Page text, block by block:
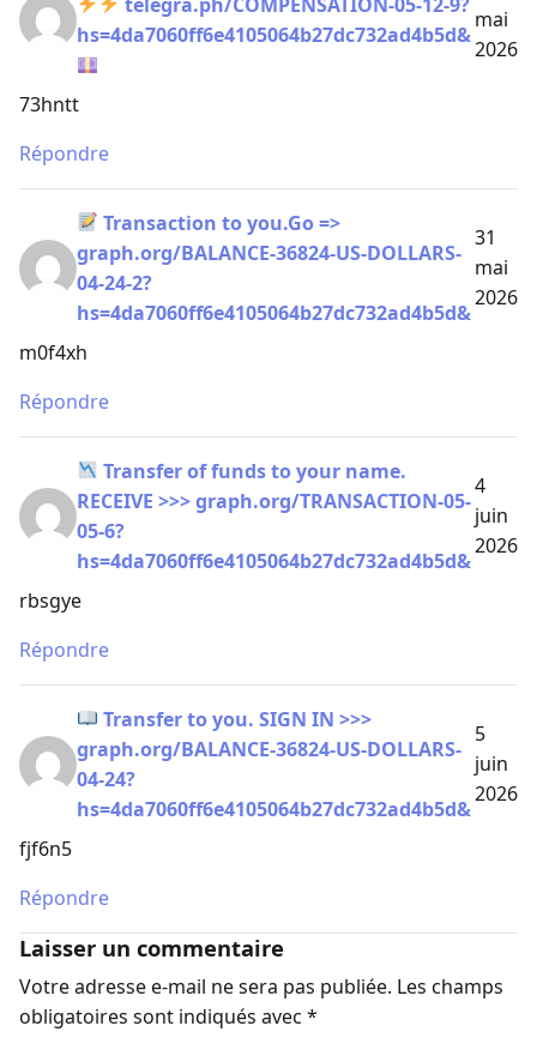
hs=4da7060ff6e4105064b27dc732ad4b5d&
mai
2026
73hntt
Répondre
Transaction to you.Go =>
graph.org/BALANCE-36824-US-DOLLARS-
04-24-2?
hs=4da7060ff6e4105064b27dc732ad4b5d&
31
mai
2026
m0f4xh
Répondre
Transfer of funds to your name.
RECEIVE >>> graph.org/TRANSACTION-05-
05-6?
hs=4da7060ff6e4105064b27dc732ad4b5d&
4
juin
2026
rbsgye
Répondre
Transfer to you. SIGN IN >>>
graph.org/BALANCE-36824-US-DOLLARS-
04-24?
hs=4da7060ff6e4105064b27dc732ad4b5d&
5
juin
2026
fjf6n5
Répondre
Laisser un commentaire
Votre adresse e-mail ne sera pas publiée. Les champs
obligatoires sont indiqués avec *